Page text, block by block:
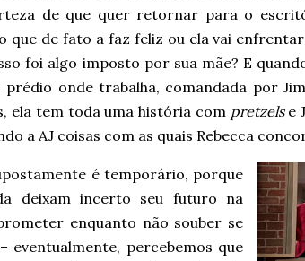
de que quer retornar para o
que de fato a faz feliz ou ela vai
foi algo imposto por sua mãe? E
prédio onde trabalha, comandada por
ela tem toda uma história com pretzelse
a AJ coisas com as quais Rebecca
é temporário, porque
deixam incerto seu futuro na
enquanto não souber se
eventualmente, percebemos que